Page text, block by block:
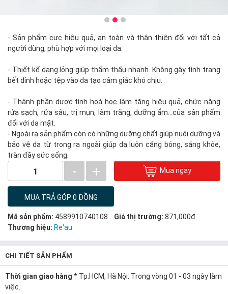
- Sản phẩm cực hiệu quả, an toàn và thân thiện đối với tất cả
người dùng, phù hợp với mọi loại da.
- Thiết kế dạng lỏng giúp thẩm thấu nhanh. Không gây tình trạng
bết dính hoặc tệp vào da tạo cảm giác khó chịu.
- Thành phần dược tính hoá học làm tăng hiệu quả, chức năng
rửa sạch, rửa sâu, trị mụn, làm trắng, dưỡng ẩm…của sản phẩm
đối với da mặt.
- Ngoài ra sản phẩm còn có những dưỡng chất giúp nuôi dưỡng và
bảo vệ da từ trong ra ngoài giúp da luôn căng bóng, sáng khỏe,
tràn đầy sức sống.
1 - + Mua ngay
MUA TRẢ GÓP 0 ĐỒNG
Mã sản phẩm: 4589910740108 Giá thị trường: 871,000đ
Thương hiệu: Re'au
CHI TIẾT SẢN PHẨM
Thời gian giao hàng * Tp.HCM, Hà Nội: Trong vòng 01 - 03 ngày làm
việc.